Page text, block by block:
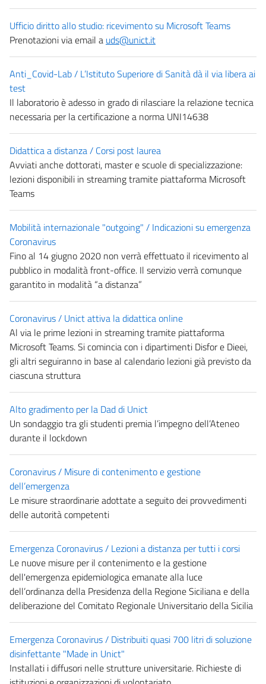
Ufficio diritto allo studio: ricevimento su Microsoft Teams
Prenotazioni via email a uds@unict.it
Anti_Covid-Lab / L’Istituto Superiore di Sanità dà il via libera ai
test
Il laboratorio è adesso in grado di rilasciare la relazione tecnica
necessaria per la certificazione a norma UNI14638
Didattica a distanza / Corsi post laurea
Avviati anche dottorati, master e scuole di specializzazione:
lezioni disponibili in streaming tramite piattaforma Microsoft
Teams
Mobilità internazionale "outgoing" / Indicazioni su emergenza
Coronavirus
Fino al 14 giugno 2020 non verrà effettuato il ricevimento al
pubblico in modalità front-office. Il servizio verrà comunque
garantito in modalità “a distanza”
Coronavirus / Unict attiva la didattica online
Al via le prime lezioni in streaming tramite piattaforma
Microsoft Teams. Si comincia con i dipartimenti Disfor e Dieei,
gli altri seguiranno in base al calendario lezioni già previsto da
ciascuna struttura
Alto gradimento per la Dad di Unict
Un sondaggio tra gli studenti premia l’impegno dell’Ateneo
durante il lockdown
Coronavirus / Misure di contenimento e gestione
dell’emergenza
Le misure straordinarie adottate a seguito dei provvedimenti
delle autorità competenti
Emergenza Coronavirus / Lezioni a distanza per tutti i corsi
Le nuove misure per il contenimento e la gestione
dell'emergenza epidemiologica emanate alla luce
dell’ordinanza della Presidenza della Regione Siciliana e della
deliberazione del Comitato Regionale Universitario della Sicilia
Emergenza Coronavirus / Distribuiti quasi 700 litri di soluzione
disinfettante "Made in Unict"
Installati i diffusori nelle strutture universitarie. Richieste di